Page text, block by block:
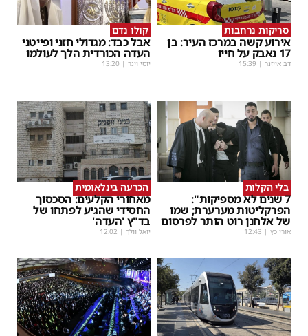
סריקות נרחבות
אירוע קשה במרכז העיר: בן
17 נאבק על חייו
דב אייזנר |
15:39
קולו נדם
אבל כבד: מגדולי חזני ופייטני
העדה הכורדית הלך לעולמו
יוסי וינר |
13:20
בלי הקלות
7 שנים לא מספיקות":
הפרקליטות מערערת; שמו
של אלחנן רוט הותר לפרסום
אורי כץ |
12:43
הכרעה בינלאומית
מאחורי הקלעים: הסכסוך
החסידי שהגיע לפתחו של
בד"ץ 'העדה'
יואל וולך |
12:02